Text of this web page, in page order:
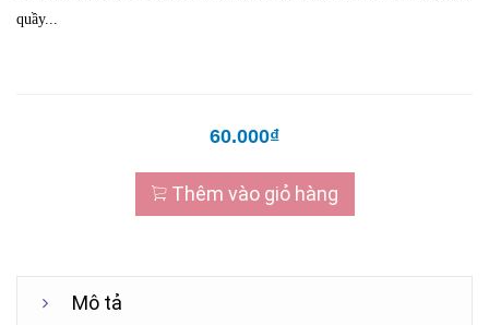
quầy...
60.000₫
Thêm vào giỏ hàng
Mô tả